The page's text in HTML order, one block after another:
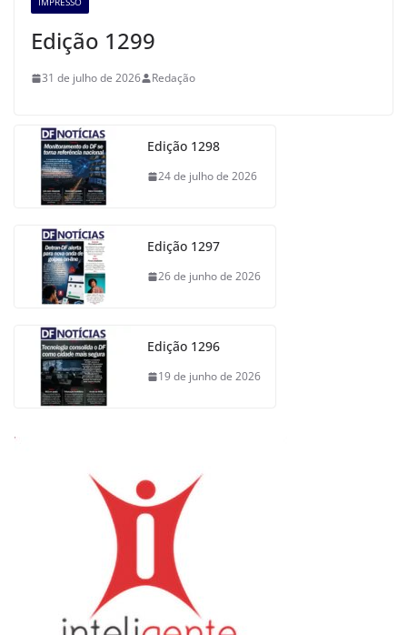
Edição 1299
31 de julho de 2026 Redação
Edição 1298
24 de julho de 2026
Edição 1297
26 de junho de 2026
Edição 1296
19 de junho de 2026